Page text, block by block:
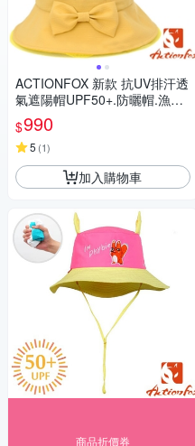
ACTIONFOX 新款 抗UV排汗透
氣遮陽帽UPF50+.防曬帽.漁夫
帽_芥末黃
$990
5 (1)
加入購物車
商品折價券